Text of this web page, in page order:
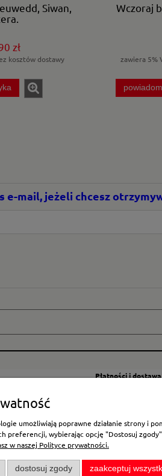
Siwan,
zł
kosztów dostawy
Wczoraj
zawiera 5%
e-mail, jeżeli chcesz
Płatności i dostawa
Płatność
umożliwiają poprawne działanie strony i
preferencji, wybierając opcję "Dostosuj
w naszej Polityce prywatności.
dostosuj zgody zaakceptuj